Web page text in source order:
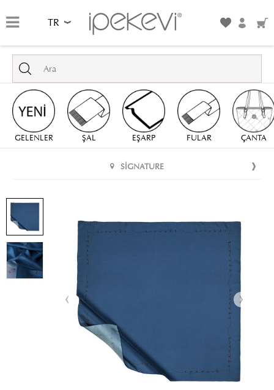
TR
GELENLER ŞAL EŞARP FULAR ÇANTA
SIGNATURE